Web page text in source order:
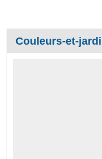
Couleurs-et-